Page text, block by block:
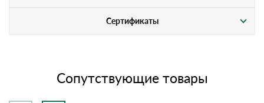
Сертификаты
Сопутствующие товары